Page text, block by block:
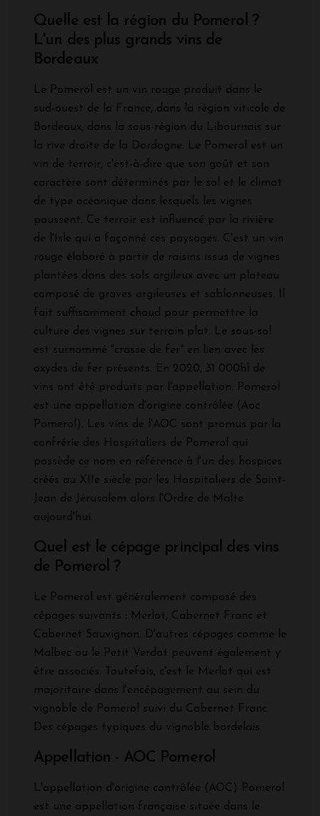
Quelle est la région du Pomerol ?
L'un des plus grands vins de
Bordeaux
Le Pomerol est un vin rouge produit dans le
sud-ouest de la France, dans la région viticole de
Bordeaux, dans la sous-région du Libournais sur
la rive droite de la Dordogne. Le Pomerol est un
vin de terroir, c'est-à-dire que son goût et son
caractère sont déterminés par le sol et le climat
de type océanique dans lesquels les vignes
poussent. Ce terroir est influencé par la rivière
de l'Isle qui a façonné ces paysages. C'est un vin
rouge élaboré à partir de raisins issus de vignes
plantées dans des sols argileux avec un plateau
composé de graves argileuses et sablonneuses. Il
fait suffisamment chaud pour permettre la
culture des vignes sur terrain plat. Le sous-sol
est surnommé "crasse de fer" en lien avec les
oxydes de fer présents. En 2020, 31 000hl de
vins ont été produits par l'appellation. Pomerol
est une appellation d'origine contrôlée (Aoc
Pomerol). Les vins de l'AOC sont promus par la
confrérie des Hospitaliers de Pomerol qui
possède ce nom en référence à l'un des hospices
créés au XIIe siècle par les Hospitaliers de Saint-
Jean de Jérusalem alors l'Ordre de Malte
aujourd'hui.
Quel est le cépage principal des vins
de Pomerol ?
Le Pomerol est généralement composé des
cépages suivants : Merlot, Cabernet Franc et
Cabernet Sauvignon. D'autres cépages comme le
Malbec ou le Petit Verdot peuvent également y
être associés. Toutefois, c'est le Merlot qui est
majoritaire dans l'encépagement au sein du
vignoble de Pomerol suivi du Cabernet Franc.
Des cépages typiques du vignoble bordelais.
Appellation - AOC Pomerol
L'appellation d'origine contrôlée (AOC) Pomerol
est une appellation française située dans le